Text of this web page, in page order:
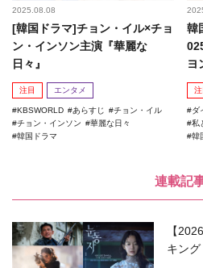
2025.08.08
[韓国ドラマ]チョン・イル×チョ
ン・インソン主演『華麗な
日々』
注目 エンタメ
KBSWORLD あらすじ
チョン・イル
チョン・インソン
華麗な日々
韓国ドラマ
韓
ヨ
ス
注
ダ
私
韓
連載記
【
キング